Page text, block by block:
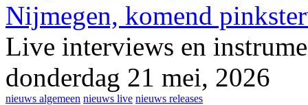
Nijmegen, komend
Live interviews en
donderdag 21 mei, 2026
nieuws algemeen nieuws live nieuws releases